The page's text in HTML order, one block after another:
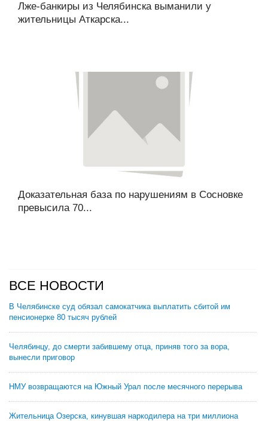
Лже-банкиры из Челябинска выманили у
жительницы Аткарска...
Доказательная база по нарушениям в Сосновке
превысила 70...
ВСЕ НОВОСТИ
В Челябинске суд обязал самокатчика выплатить сбитой им
пенсионерке 80 тысяч рублей
Челябинцу, до смерти забившему отца, приняв того за вора,
вынесли приговор
НМУ возвращаются на Южный Урал после месячного перерыва
Жительница Озерска, кинувшая наркодилера на три миллиона